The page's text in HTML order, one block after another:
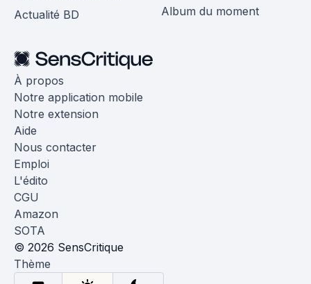
Actualité BD
Album du moment
À propos
Notre application mobile
Notre extension
Aide
Nous contacter
Emploi
L'édito
CGU
Amazon
SOTA
© 2026 SensCritique
Thème